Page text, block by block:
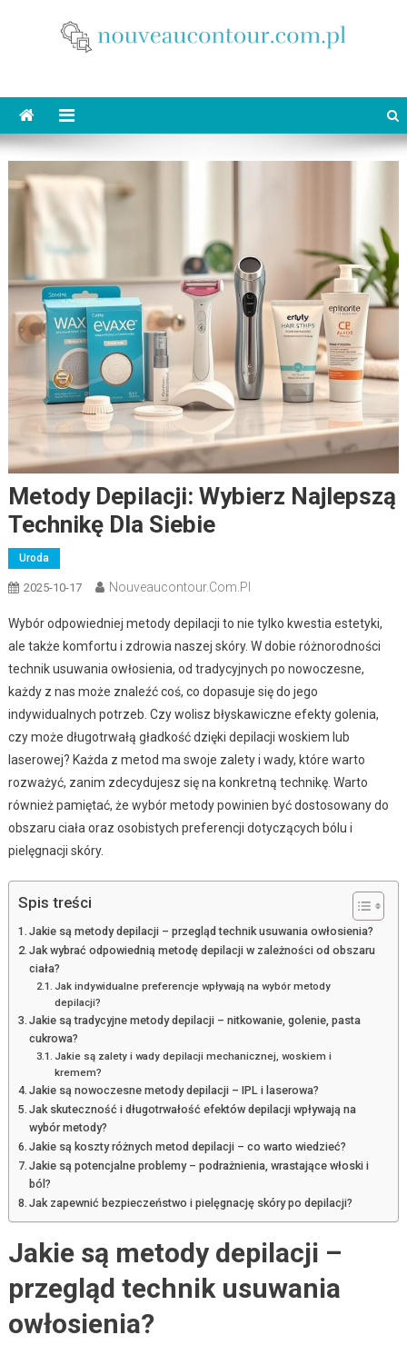
Metody Depilacji: Wybierz Najlepszą
Technikę Dla Siebie
Uroda
2025-10-17 Nouveaucontour.com.pl
Wybór odpowiedniej metody depilacji to nie tylko kwestia estetyki,
ale także komfortu i zdrowia naszej skóry. W dobie różnorodności
technik usuwania owłosienia, od tradycyjnych po nowoczesne,
każdy z nas może znaleźć coś, co dopasuje się do jego
indywidualnych potrzeb. Czy wolisz błyskawiczne efekty golenia,
czy może długotrwałą gładkość dzięki depilacji woskiem lub
laserowej? Każda z metod ma swoje zalety i wady, które warto
rozważyć, zanim zdecydujesz się na konkretną technikę. Warto
również pamiętać, że wybór metody powinien być dostosowany do
obszaru ciała oraz osobistych preferencji dotyczących bólu i
pielęgnacji skóry.
Spis treści
Jakie są metody depilacji – przegląd technik usuwania owłosienia?
Jak wybrać odpowiednią metodę depilacji w zależności od obszaru
ciała?
Jak indywidualne preferencje wpływają na wybór metody
depilacji?
Jakie są tradycyjne metody depilacji – nitkowanie, golenie, pasta
cukrowa?
Jakie są zalety i wady depilacji mechanicznej, woskiem i
kremem?
Jakie są nowoczesne metody depilacji – IPL i laserowa?
Jak skuteczność i długotrwałość efektów depilacji wpływają na
wybór metody?
Jakie są koszty różnych metod depilacji – co warto wiedzieć?
Jakie są potencjalne problemy – podrażnienia, wrastające włoski i
ból?
Jak zapewnić bezpieczeństwo i pielęgnację skóry po depilacji?
Jakie są metody depilacji –
przegląd technik usuwania
owłosienia?